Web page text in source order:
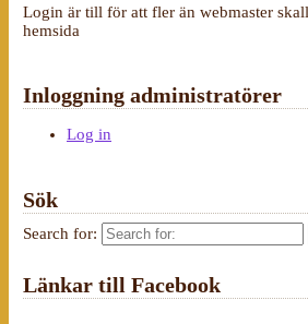
Login är till för att fler än webmaster
hemsida
Inloggning administratörer
Log in
Sök
Search for:
Länkar till Facebook